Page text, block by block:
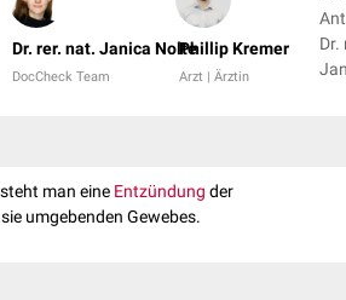
Dr. rer. nat. Janica Nolte
DocCheck Team
Phillip Kremer
Arzt | Ärztin
Dr.
man eine Entzündung der
umgebenden Gewebes.